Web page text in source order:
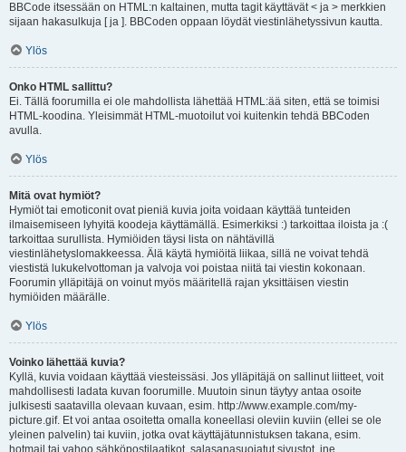
BBCode itsessään on HTML:n kaltainen, mutta tagit käyttävät < ja > merkkien
sijaan hakasulkuja [ ja ]. BBCoden oppaan löydät viestinlähetyssivun kautta.
Ylös
Onko HTML sallittu?
Ei. Tällä foorumilla ei ole mahdollista lähettää HTML:ää siten, että se toimisi
HTML-koodina. Yleisimmät HTML-muotoilut voi kuitenkin tehdä BBCoden
avulla.
Ylös
Mitä ovat hymiöt?
Hymiöt tai emoticonit ovat pieniä kuvia joita voidaan käyttää tunteiden
ilmaisemiseen lyhyitä koodeja käyttämällä. Esimerkiksi :) tarkoittaa iloista ja :(
tarkoittaa surullista. Hymiöiden täysi lista on nähtävillä
viestinlähetyslomakkeessa. Älä käytä hymiöitä liikaa, sillä ne voivat tehdä
viestistä lukukelvottoman ja valvoja voi poistaa niitä tai viestin kokonaan.
Foorumin ylläpitäjä on voinut myös määritellä rajan yksittäisen viestin
hymiöiden määrälle.
Ylös
Voinko lähettää kuvia?
Kyllä, kuvia voidaan käyttää viesteissäsi. Jos ylläpitäjä on sallinut liitteet, voit
mahdollisesti ladata kuvan foorumille. Muutoin sinun täytyy antaa osoite
julkisesti saatavilla olevaan kuvaan, esim. http://www.example.com/my-
picture.gif. Et voi antaa osoitetta omalla koneellasi oleviin kuviin (ellei se ole
yleinen palvelin) tai kuviin, jotka ovat käyttäjätunnistuksen takana, esim.
hotmail tai yahoo sähköpostilaatikot, salasanasuojatut sivustot, jne.